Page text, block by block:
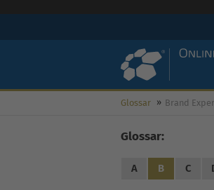
Glossar Brand
Glossar:
A B C